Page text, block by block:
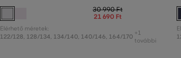
30 990 Ft
21 690 Ft
Elérhető méretek:
122/128, 128/134, 134/140, 140/146, 164/170 +1
további